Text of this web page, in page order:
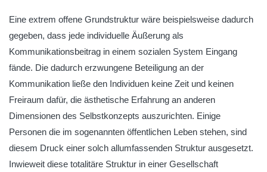
Eine extrem offene Grundstruktur wäre beispielsweise dadurch
gegeben, dass jede individuelle Äußerung als
Kommunikationsbeitrag in einem sozialen System Eingang
fände. Die dadurch erzwungene Beteiligung an der
Kommunikation ließe den Individuen keine Zeit und keinen
Freiraum dafür, die ästhetische Erfahrung an anderen
Dimensionen des Selbstkonzepts auszurichten. Einige
Personen die im sogenannten öffentlichen Leben stehen, sind
diesem Druck einer solch allumfassenden Struktur ausgesetzt.
Inwieweit diese totalitäre Struktur in einer Gesellschaft